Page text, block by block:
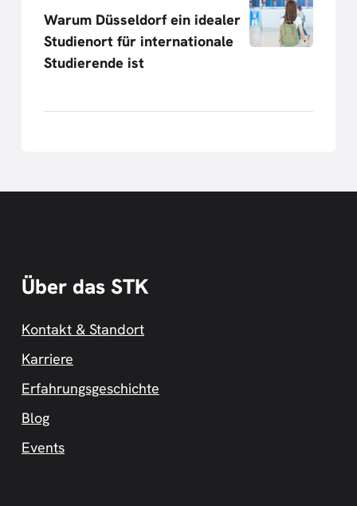
Warum Düsseldorf ein idealer
Studienort für internationale
Studierende ist
Über das STK
Kontakt & Standort
Karriere
Erfahrungsgeschichte
Blog
Events